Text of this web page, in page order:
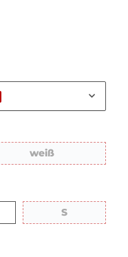
weißweiß
SS